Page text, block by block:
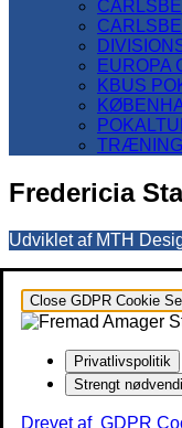
EUROPA
KBUS
Fredericia
Udviklet af MTH
Close GDPR Cookie
Privatlivspolitik
Strengt
Drevet af GDPR